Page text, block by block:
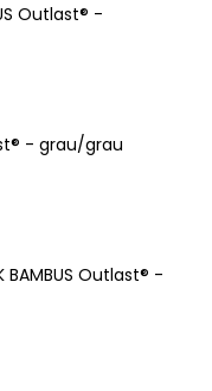
Outlast® -
- grau/grau
BAMBUS Outlast® -